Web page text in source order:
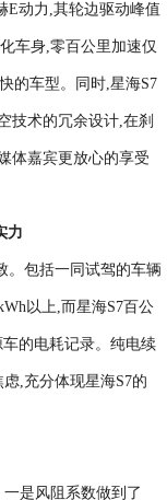
E动力,其轮边驱动峰值
车身,零百公里加速仅
的车型。同时,星海S7
技术的冗余设计,在刹
体嘉宾更放心的享受
力
。包括一同试驾的车辆
以上,而星海S7百公
的电耗记录。纯电续
,充分体现星海S7的
是风阻系数做到了